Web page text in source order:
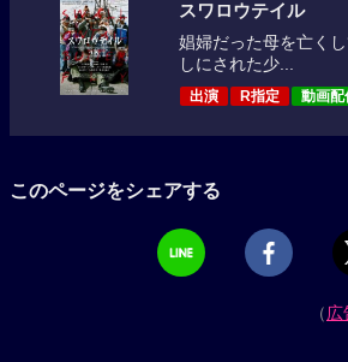
スワロウテイル
娼婦だった母を亡く
しにされた少...
出演 R指定 動画配
このページをシェアする
（広